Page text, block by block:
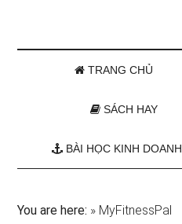
TRANG CHỦ
SÁCH HAY
BÀI HỌC KINH DOANH
You are here: » MyFitnessPal